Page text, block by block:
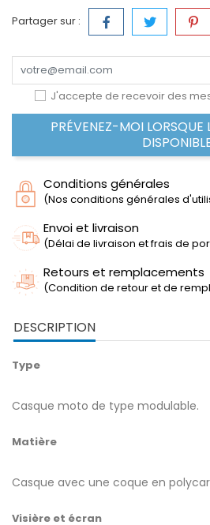
Partager sur :
J'accepte de recevoir des
PRÉVENEZ-MOI LORSQUE
Conditions générales
(Nos conditions générales
Envoi et livraison
(Délai de livraison et frais de
Retours et remplacements
(Condition de retour et de
DESCRIPTION
Type
Casque moto de type modulable.
Matière
Casque avec une coque en
Visière et écran